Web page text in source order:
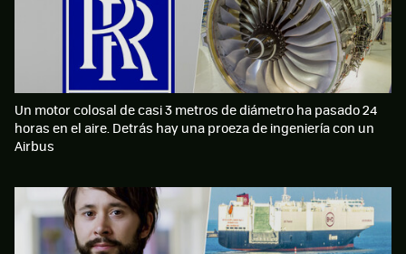
Un motor colosal de casi 3 metros de diámetro ha pasado 24
horas en el aire. Detrás hay una proeza de ingeniería con un
Airbus